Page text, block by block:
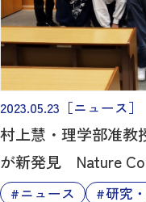
2023.05.23 ［ニュース］
村上慧・理学部准教
が新発見 Nature
ニュース 研究